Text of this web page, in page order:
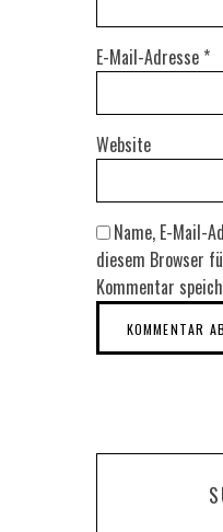
E-Mail-Adresse *
Website
Name, E-Mail-
diesem Browser
Kommentar